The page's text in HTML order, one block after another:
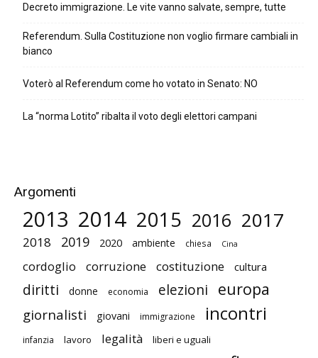
Decreto immigrazione. Le vite vanno salvate, sempre, tutte
Referendum. Sulla Costituzione non voglio firmare cambiali in
bianco
Voterò al Referendum come ho votato in Senato: NO
La “norma Lotito” ribalta il voto degli elettori campani
Argomenti
2013 2014 2015 2016 2017
2018 2019 2020 ambiente chiesa Cina
cordoglio corruzione costituzione cultura
diritti donne economia elezioni europa
giornalisti giovani immigrazione incontri
infanzia lavoro legalità liberi e uguali